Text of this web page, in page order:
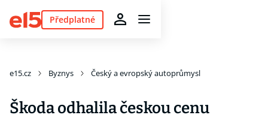
Předplatné
e15.cz Byznys Český a evropský autoprůmysl
Škoda odhalila českou cenu